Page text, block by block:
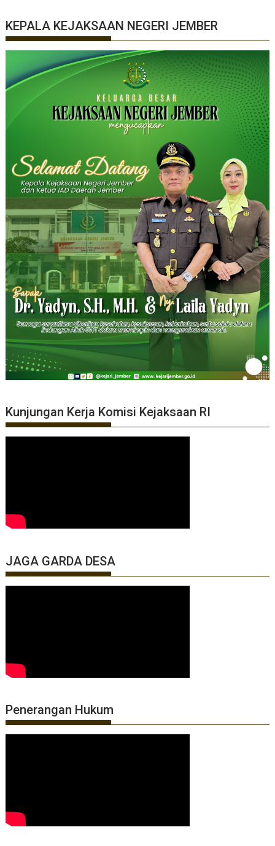
KEPALA KEJAKSAAN NEGERI JEMBER
Kunjungan Kerja Komisi Kejaksaan RI
JAGA GARDA DESA
Penerangan Hukum